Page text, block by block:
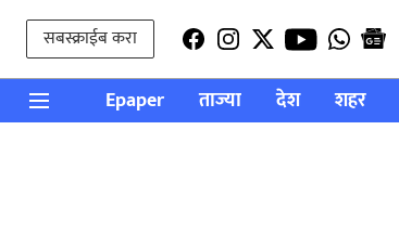
सबस्क्राईब करा
Epaper ताज्या देश शहर